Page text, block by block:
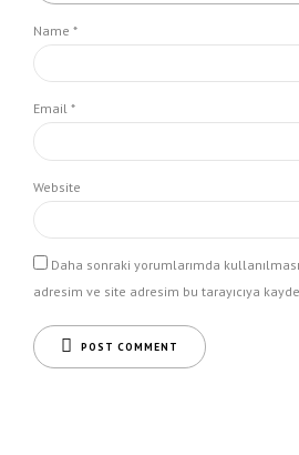
Name *
Email *
Website
Daha sonraki yorumlarımda
adresim ve site adresim bu tarayıcıya
POST COMMENT